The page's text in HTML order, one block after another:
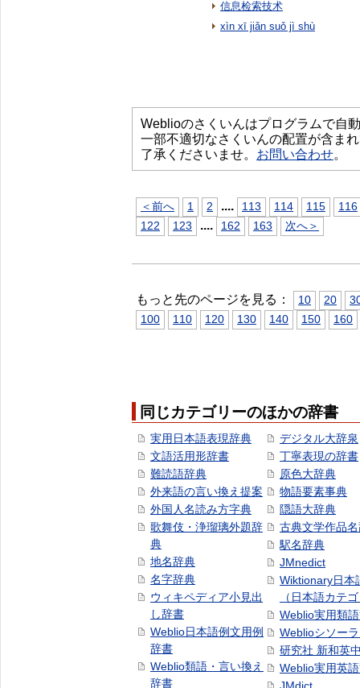
信息检索技术
xìn xī jiǎn suǒ jì shù
Weblioのさくいんはプログラムで自
一部不適切なさくいんの配置が含ま
了承くださいませ。 お問い合わせ。
＜前へ 1 2 .... 113 114 115
116
122
123 .... 162 163 次へ＞
もっと先のページを見る： 10 20
100
110 120 130 140 150 160
同じカテゴリーのほかの辞書
実用日本語表現辞典
文語活用形辞書
難読語辞典
外来語の言い換え提案
外国人名読み方字典
歌舞伎・浄瑠璃外題辞
典
地名辞典
名字辞典
ウィキペディア小見出
し辞書
Weblio日本語例文用例
辞書
Weblio類語・言い換え
辞書
デジタル大辞泉
丁寧表現の辞書
原色大辞典
物語要素事典
隠語大辞典
古典文学作品
駅名辞典
JMnedict
Wiktionary日本
（日本語カテ
Weblio実用類
Weblioシソー
研究社 新和英
Weblio実用英